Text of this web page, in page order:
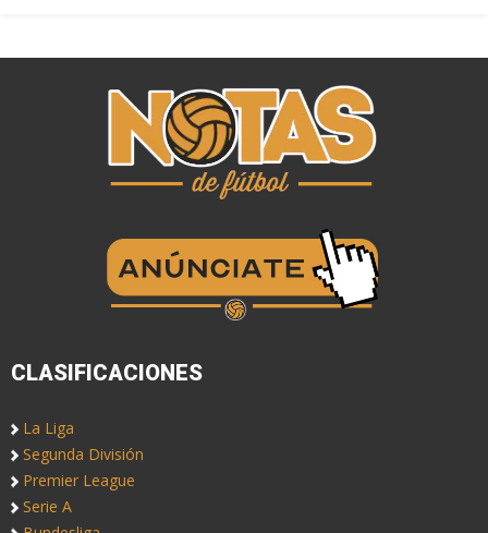
CLASIFICACIONES
La Liga
Segunda División
Premier League
Serie A